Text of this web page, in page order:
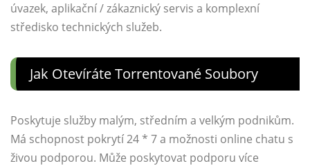
úvazek, aplikační / zákaznický servis a komplexní
středisko technických služeb.
Jak Otevíráte Torrentované Soubory
Poskytuje služby malým, středním a velkým podnikům.
Má schopnost pokrytí 24 * 7 a možnosti online chatu s
živou podporou. Může poskytovat podporu více